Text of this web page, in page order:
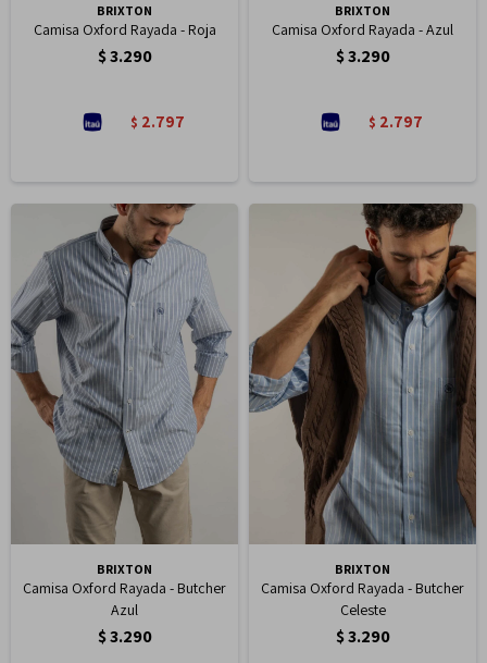
BRIXTON
Camisa Oxford Rayada - Roja
$3.290
$ 2.797
BRIXTON
Camisa Oxford Rayada - Azul
$3.290
$ 2.797
BRIXTON
Camisa Oxford Rayada - Butcher
Azul
$3.290
BRIXTON
Camisa Oxford Rayada - Butcher
Celeste
$3.290